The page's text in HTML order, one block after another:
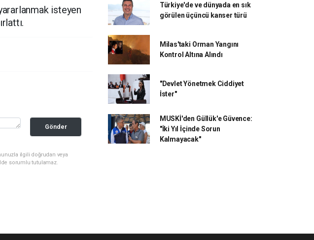
isteyen
Gönder
ilgili doğrudan veya
sorumlu tutulamaz.
Türkiye'de ve dünyada en sık
görülen üçüncü kanser türü
Milas'taki Orman Yangını
Kontrol Altına Alındı
"Devlet Yönetmek Ciddiyet
İster"
MUSKİ'den Güllük'e Güvence:
"İki Yıl İçinde Sorun
Kalmayacak"